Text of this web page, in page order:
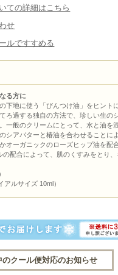
ての詳細はこちら
せ
ルですすめる
る方に
下地に使う「びんつけ油」をヒント
ろ過する独自の方法で、珍しい生の
一般のクリームにとって、水と油を
シアバターと椿油を合わせることに
オーガニックのローズヒップ油を配
配合によって、肌のくすみをとり、
アルサイズ 10ml）
のクール便対応のお知らせ